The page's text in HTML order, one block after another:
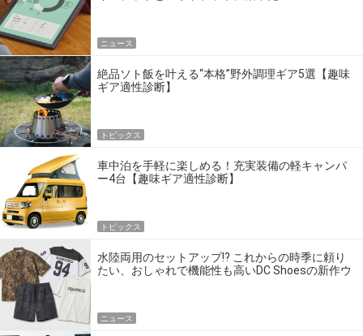
ニュース
絶品ソト飯を叶える“本格”野外調理ギア5選【趣味
ギア適性診断】
トピックス
車中泊を手軽に楽しめる！充実装備の軽キャンパ
ー4台【趣味ギア適性診断】
トピックス
水陸両用のセットアップ!? これからの時季に頼り
たい、おしゃれで機能性も高いDC Shoesの新作ウ
ニュース